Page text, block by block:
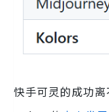
快手可灵的成功离